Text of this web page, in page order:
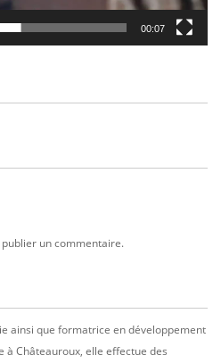
00:07
un commentaire.
ainsi que formatrice en développement
à Châteauroux, elle effectue des